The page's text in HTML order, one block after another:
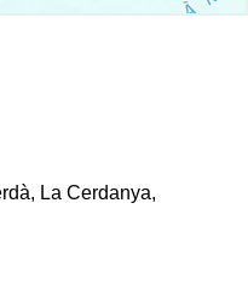
La Cerdanya,